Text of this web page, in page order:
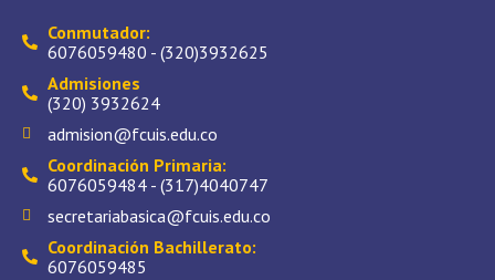
Conmutador:
6076059480 - (320)3932625
Admisiones
(320) 3932624
admision@fcuis.edu.co
Coordinación Primaria:
6076059484 - (317)4040747
secretariabasica@fcuis.edu.co
Coordinación Bachillerato:
6076059485